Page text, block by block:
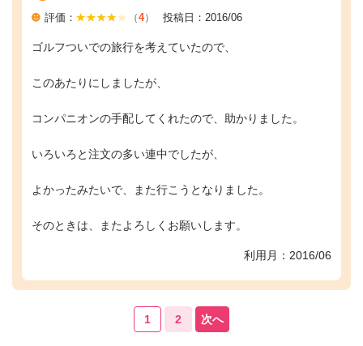
評価： （4） 投稿日：2016/06
ゴルフついでの旅行を考えていたので、
このあたりにしましたが、
コンパニオンの手配してくれたので、助かりました。
いろいろと注文の多い連中でしたが、
よかったみたいで、また行こうとなりました。
そのときは、またよろしくお願いします。
利用月：2016/06
1 2 次へ